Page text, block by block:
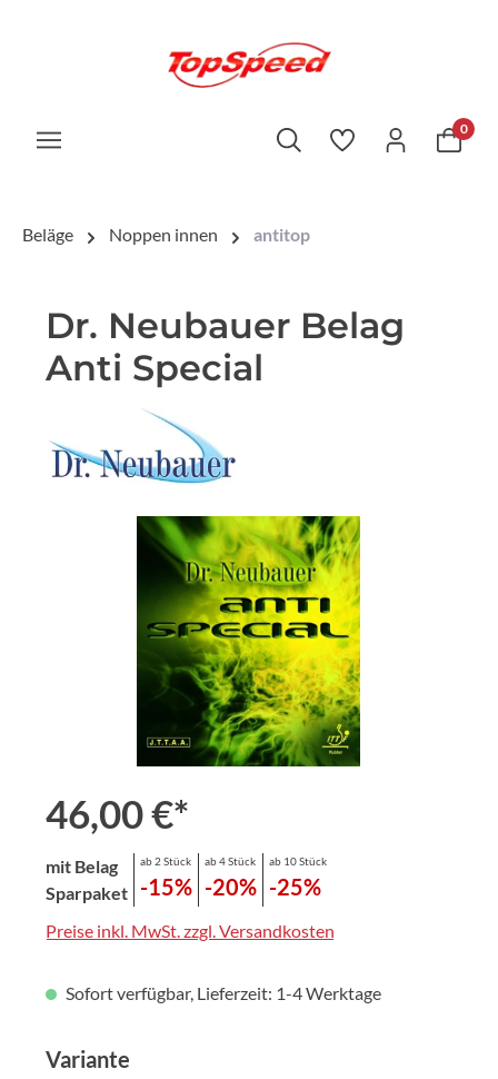
0
Beläge Noppen innen antitop
Dr. Neubauer Belag
Anti Special
Bildergalerie überspringen
46,00 €*
mit Belag
Sparpaket
ab 2 Stück
-15%
ab 4 Stück
-20%
ab 10 Stück
-25%
Preise inkl. MwSt. zzgl. Versandkosten
Sofort verfügbar, Lieferzeit: 1-4 Werktage
Variante